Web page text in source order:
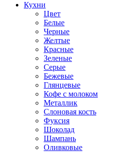
Кухни
Цвет
Белые
Черные
Желтые
Красные
Зеленые
Серые
Бежевые
Глянцевые
Кофе с молоком
Металлик
Слоновая кость
Фуксия
Шоколад
Шампань
Оливковые